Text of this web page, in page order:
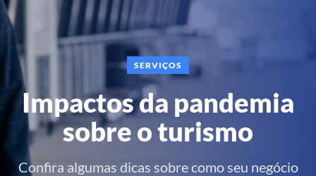
SERVIÇOS
Impactos da pandemia
sobre o turismo
Confira algumas dicas sobre como seu negócio